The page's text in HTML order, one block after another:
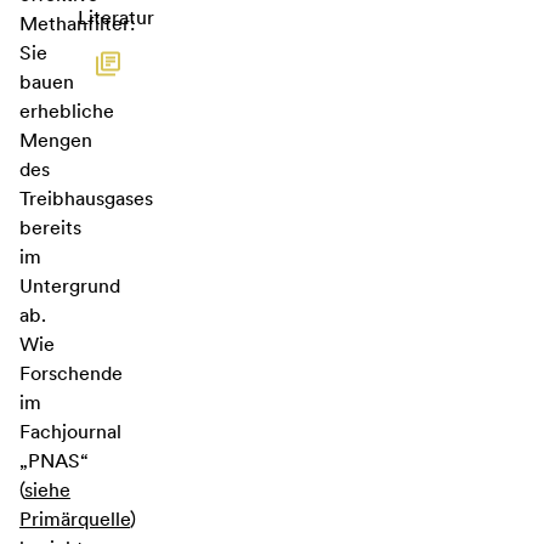
Methanfilter:
Sie
bauen
erhebliche
Mengen
des
Treibhausgases
bereits
im
Untergrund
ab.
Wie
Forschende
im
Fachjournal
„PNAS“
(siehe
Primärquelle)
Literatur